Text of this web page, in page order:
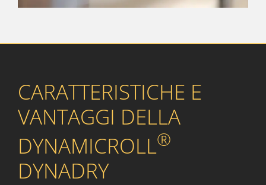
CARATTERISTICHE E
VANTAGGI DELLA
DYNAMICROLL®
DYNADRY